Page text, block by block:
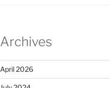
Archives
April 2026